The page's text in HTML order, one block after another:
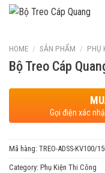
HOME / SẢN PHẨM / PHỤ
Bộ Treo Cáp
Gọi điện xác
Mã hàng: TREO-ADSS-KV100/
Category: Phụ Kiện Thi Công